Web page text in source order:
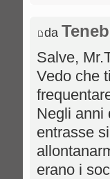
da
Salve,
Vedo che
Negli anni
entrasse
erano i